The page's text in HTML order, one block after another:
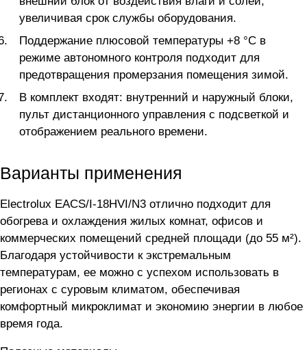
увеличивая срок службы оборудования.
Поддержание плюсовой температуры +8 °C в
режиме автономного контроля подходит для
предотвращения промерзания помещения зимой.
В комплект входят: внутренний и наружный блоки,
пульт дистанционного управления с подсветкой и
отображением реального времени.
Варианты применения
Electrolux EACS/I-18HVI/N3 отлично подходит для
обогрева и охлаждения жилых комнат, офисов и
коммерческих помещений средней площади (до 55 м²).
Благодаря устойчивости к экстремальным
температурам, ее можно с успехом использовать в
регионах с суровым климатом, обеспечивая
комфортный микроклимат и экономию энергии в любое
время года.